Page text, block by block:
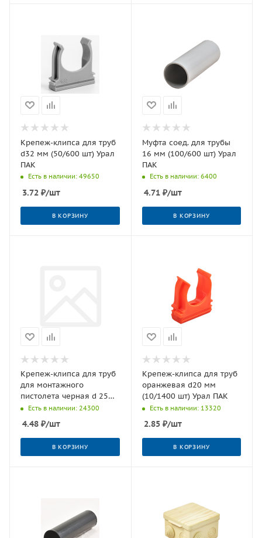
Крепеж-клипса для труб
d32 мм (50/600 шт) Урал
ПАК
Есть в наличии: 49650
3.72 ₽/шт
В КОРЗИНУ
Муфта соед. для трубы
16 мм (100/600 шт) Урал
ПАК
Есть в наличии: 6400
4.71₽/шт
В КОРЗИНУ
Крепеж-клипса для труб
для монтажного
пистолета черная d 25
мм (100/1300 шт) Урал
Есть в наличии: 24300
4.48 ₽/шт
В КОРЗИНУ
Крепеж-клипса для труб
оранжевая d20 мм
(10/1400 шт) Урал ПАК
Есть в наличии: 13320
2.85₽/шт
В КОРЗИНУ